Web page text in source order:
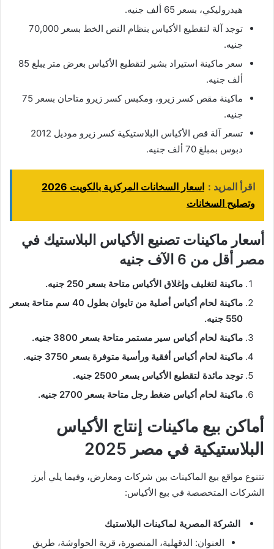
هيدروليكي، بسعر 65 ألف جنيه.
توجد آلة لتقطيع الأكياس بنظام النص الخط بسعر 70,000
جنيه.
سعر ماكينة استيراد بشير لتقطيع الأكياس بعرض متر يبلغ 85
ألف جنيه.
ماكينة مقص كسر زيرو، ومكبس كسر زيرو متاحان بسعر 75
جنيه.
تسعر آلة قص الأكياس البلاستيكية كسر زيرو موديل 2012
دبوس بمبلغ 70 ألف جنيه.
اقرأ المزيد :
اسعار السخانات المركزية بالكويت 2026
وتصليح السخانات
أسعار ماكينات تصنيع الأكياس البلاستيك في
مصر أقل من 6 الآف جنيه
ماكينة لتغليف وإغلاق الأكياس متاحة بسعر 250 جنيه.
ماكينة لحام أكياس أصلية من تايوان بطول 40 سم متاحة بسعر
550 جنيه.
ماكينة لحام أكياس سير مستمر متاحة بسعر 3800 جنيه.
ماكينة لحام أكياس أفقية ورأسية متوفرة بسعر 3750 جنيه.
توجد مائدة لتقطيع الأكياس بسعر 2500 جنيه.
ماكينة لحام أكياس ضغط رجل متاحة بسعر 2700 جنيه.
أماكن بيع ماكينات إنتاج الأكياس
البلاستيكية في مصر 2025
تتنوع مواقع بيع الماكينات بين شركات ومعارض، وفيما يلي أبرز
الشركات المتخصصة في بيع الأكياس:
الشركة المصرية لماكينات البلاستيك
العنوان: الدقهلية، المنصورة، قرية الحواوشة، طريق